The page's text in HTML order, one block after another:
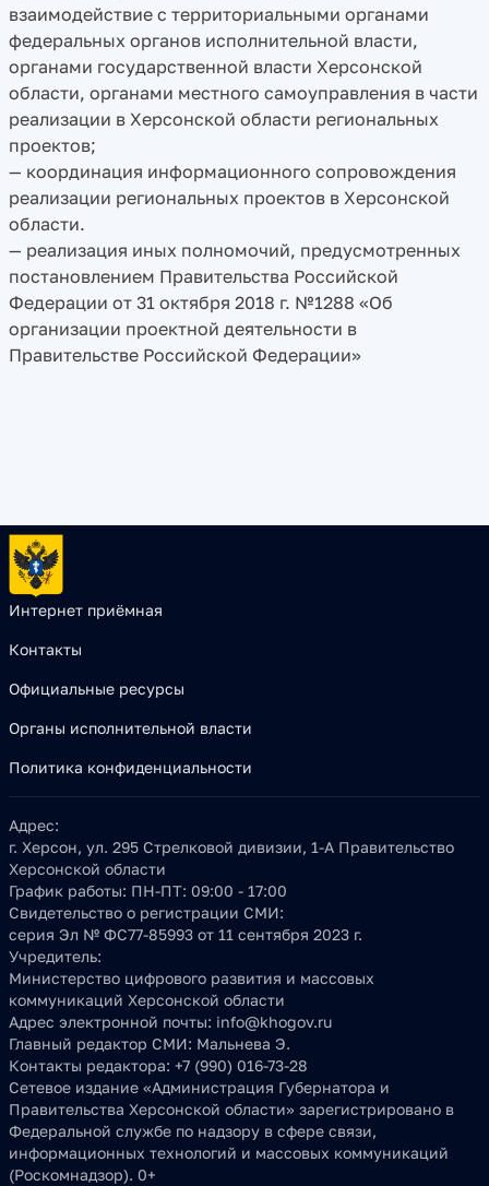
взаимодействие с территориальными органами
федеральных органов исполнительной власти,
органами государственной власти Херсонской
области, органами местного самоуправления в части
реализации в Херсонской области региональных
проектов;
— координация информационного сопровождения
реализации региональных проектов в Херсонской
области.
— реализация иных полномочий, предусмотренных
постановлением Правительства Российской
Федерации от 31 октября 2018 г. №1288 «Об
организации проектной деятельности в
Правительстве Российской Федерации»
Интернет приёмная
Контакты
Официальные ресурсы
Органы исполнительной власти
Политика конфиденциальности
Адрес:
г. Херсон, ул. 295 Стрелковой дивизии, 1-А Правительство
Херсонской области
График работы: ПН-ПТ: 09:00 - 17:00
Свидетельство о регистрации СМИ:
серия Эл № ФС77-85993 от 11 сентября 2023 г.
Учредитель:
Министерство цифрового развития и массовых
коммуникаций Херсонской области
Адрес электронной почты: info@khogov.ru
Главный редактор СМИ: Мальнева Э.
Контакты редактора: +7 (990) 016-73-28
Сетевое издание «Администрация Губернатора и
Правительства Херсонской области» зарегистрировано в
Федеральной службе по надзору в сфере связи,
информационных технологий и массовых коммуникаций
(Роскомнадзор). 0+